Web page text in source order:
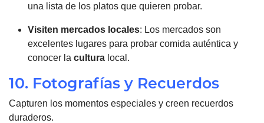
una lista de los platos que quieren probar.
Visiten mercados locales: Los mercados son
excelentes lugares para probar comida auténtica y
conocer la cultura local.
10. Fotografías y Recuerdos
Capturen los momentos especiales y creen recuerdos
duraderos.